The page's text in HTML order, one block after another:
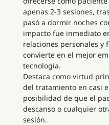
apenas 2-3 sesiones,
pasó a dormir noches
impacto fue inmediato
relaciones personales y
convierte en el mejor
tecnología.
Destaca como virtud
del tratamiento en casi
posibilidad de que el
descanso o cualquier
sesión.